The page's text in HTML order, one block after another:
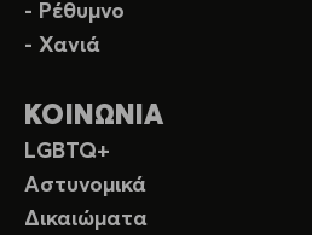
- Ρέθυμνο
- Χανιά
ΚΟΙΝΩΝΙΑ
LGBTQ+
Αστυνομικά
Δικαιώματα